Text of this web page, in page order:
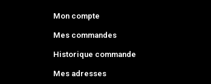
Mon compte
Mes commandes
Historique commande
Mes adresses